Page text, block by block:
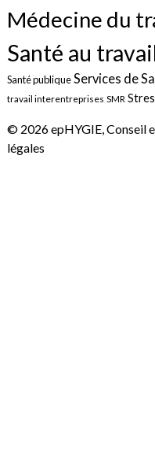
Médecine du
Santé au
Santé publique Services de
travail interentreprises SMR
© 2026 epHYGIE, Conseil
légales